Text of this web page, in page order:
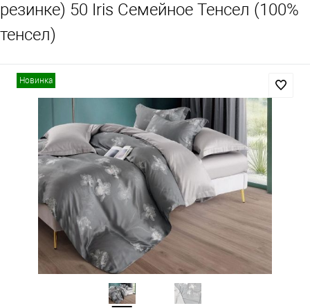
резинке) 50 Iris Семейное Тенсел (100%
тенсел)
Новинка